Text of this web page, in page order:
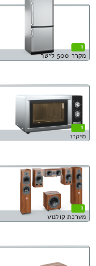
1
מקרר 500 ליטר
1
מיקרו
1
מערכת קולנוע